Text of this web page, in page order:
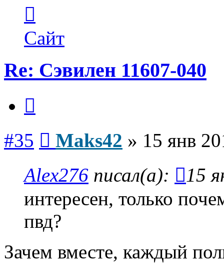
пользователя
Maks42
Сайт
Re: Сэвилен 11607-040
#35 Maks42 » 15 янв
Alex276 писал(а):
15
интересен, только
пвд?
Зачем вместе, каждый